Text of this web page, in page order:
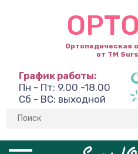
ОРТО
Ортопедическая
от ТМ
График работы:
Пн - Пт: 9.00 -18.00
Сб - ВС: выходной